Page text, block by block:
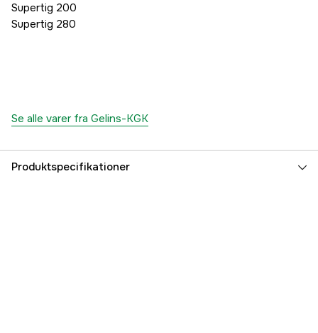
Supertig 200
Supertig 280
Se alle varer fra Gelins-KGK
Produktspecifikationer